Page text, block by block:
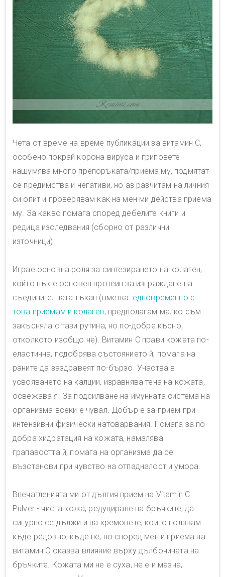
Чета от време на време публикации за витамин C,
особено покрай корона вируса и гриповете
нашумява много препоръката/приема му, подмятат
се предимства и негативи, но аз разчитам на личния
си опит и проверявам как на мен ми действа приема
му. За какво помага според дебелите книги и
редица изследвания (сборно от различни
източници):
Играе основна роля за синтезирането на колаген,
който пък е основен протеин за изграждане на
съединителната тъкан (вметка: едновременно с
това приемам и колаген, предполагам малко съм
закъсняла с тази рутина, но по-добре късно,
отколкото изобщо не). Витамин C прави кожата по-
еластична, подобрява състоянието й, помага на
раните да заздравеят по-бързо. Участва в
усвояването на калции, изравнява тена на кожата,
освежава я. За подсилване на имунната система на
организма всеки е чувал. Добър е за прием при
интензивни физически натоварвания. Помага за по-
добра хидратация на кожата, намалява
грапавостта й, помага на организма да се
възстанови при чувство на отпадналост и умора.
Впечатленията ми от дългия прием на Vitamin C
Pulver - чиста кожа, редуциране на бръчките, да
сигурно се дължи и на кремовете, които ползвам
къде редовно, къде не, но според мен и приема на
витамин C оказва влияние върху дълбочината на
бръчките. Кожата ми не е суха, не е и мазна,